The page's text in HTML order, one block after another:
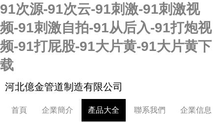
91次源-91次云-91刺激-91刺激视
频-91刺激自拍-91从后入-91打炮视
频-91打屁股-91大片黄-91大片黄下
载
河北億金管道制造有限公司
首頁 企業簡介 產品大全 聯系我們 企業信息